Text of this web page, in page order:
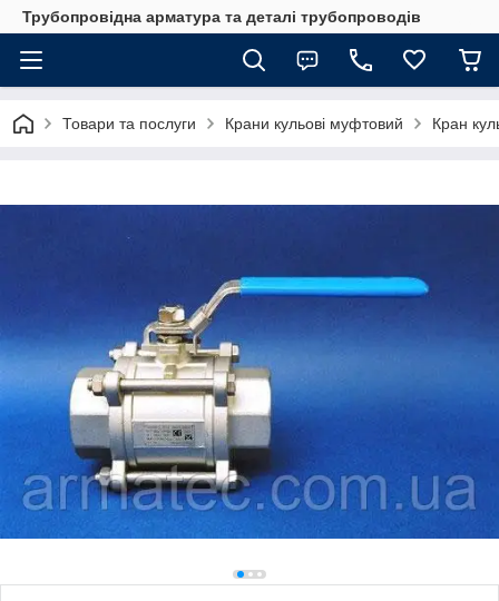
Трубопровідна арматура та деталі трубопроводів
Товари та послуги Крани кульові муфтовий Кран